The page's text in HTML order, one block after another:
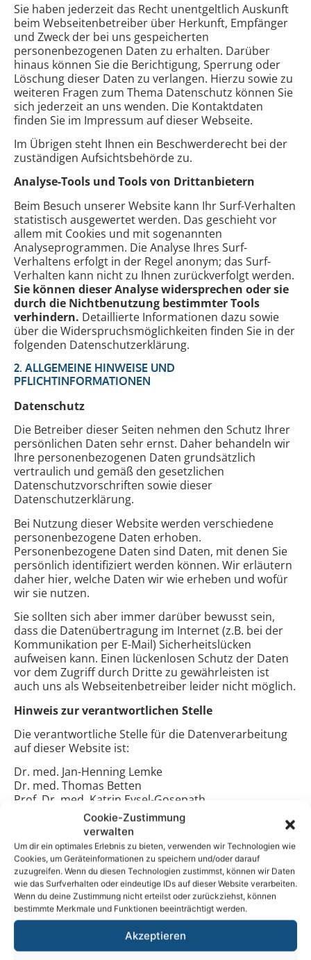
Cookie-Zustimmung
verwalten
Um dir ein optimales Erlebnis zu bieten, verwenden wir Technologien wie
Cookies, um Geräteinformationen zu speichern und/oder darauf
zuzugreifen. Wenn du diesen Technologien zustimmst, können wir Daten
wie das Surfverhalten oder eindeutige IDs auf dieser Website verarbeiten.
Wenn du deine Zustimmung nicht erteilst oder zurückziehst, können
bestimmte Merkmale und Funktionen beeinträchtigt werden.
Akzeptieren
Sie haben jederzeit das Recht unentgeltlich Auskunft
beim Webseitenbetreiber über Herkunft, Empfänger
und Zweck der bei uns gespeicherten
personenbezogenen Daten zu erhalten. Darüber
hinaus können Sie die Berichtigung, Sperrung oder
Löschung dieser Daten zu verlangen. Hierzu sowie zu
weiteren Fragen zum Thema Datenschutz können Sie
sich jederzeit an uns wenden. Die Kontaktdaten
finden Sie im Impressum auf dieser Webseite.
Im Übrigen steht Ihnen ein Beschwerderecht bei der
zuständigen Aufsichtsbehörde zu.
Analyse-Tools und Tools von Drittanbietern
Beim Besuch unserer Website kann Ihr Surf-Verhalten
statistisch ausgewertet werden. Das geschieht vor
allem mit Cookies und mit sogenannten
Analyseprogrammen. Die Analyse Ihres Surf-
Verhaltens erfolgt in der Regel anonym; das Surf-
Verhalten kann nicht zu Ihnen zurückverfolgt werden.
Sie können dieser Analyse widersprechen oder sie
durch die Nichtbenutzung bestimmter Tools
verhindern. Detaillierte Informationen dazu sowie
über die Widerspruchsmöglichkeiten finden Sie in der
folgenden Datenschutzerklärung.
2. ALLGEMEINE HINWEISE UND
PFLICHTINFORMATIONEN
Datenschutz
Die Betreiber dieser Seiten nehmen den Schutz Ihrer
persönlichen Daten sehr ernst. Daher behandeln wir
Ihre personenbezogenen Daten grundsätzlich
vertraulich und gemäß den gesetzlichen
Datenschutzvorschriften sowie dieser
Datenschutzerklärung.
Bei Nutzung dieser Website werden verschiedene
personenbezogene Daten erhoben.
Personenbezogene Daten sind Daten, mit denen Sie
persönlich identifiziert werden können. Wir erläutern
daher hier, welche Daten wir wie erheben und wofür
wir sie nutzen.
Sie sollten sich aber immer darüber bewusst sein,
dass die Datenübertragung im Internet (z.B. bei der
Kommunikation per E-Mail) Sicherheitslücken
aufweisen kann. Einen lückenlosen Schutz der Daten
vor dem Zugriff durch Dritte zu gewährleisten ist
auch uns als Webseitenbetreiber leider nicht möglich.
Hinweis zur verantwortlichen Stelle
Die verantwortliche Stelle für die Datenverarbeitung
auf dieser Website ist:
Dr. med. Jan-Henning Lemke
Dr. med. Thomas Betten
Prof. Dr. med. Katrin Eysel-Gosepath
Dr. med. Thomas M. Zink
Dr. med. Eva Fischer-Krall
ANSCHRIFT
hnocologne
Chlodwigplatz 1
50678 Köln
Tel. 0221-31 45 00
praxis@hnocologne.de